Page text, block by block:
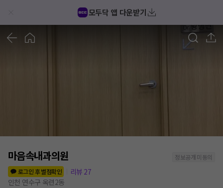
모두닥 앱 다운받기
마음속내과의원
정보공개 미동의
로그인 후 별점확인
리뷰 27
인천 연수구 옥련2동